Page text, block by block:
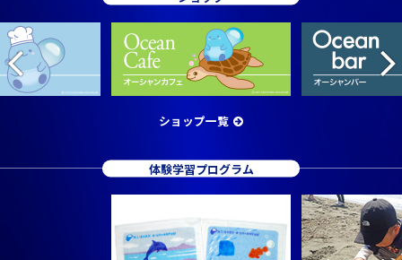
ショップ一覧
体験学習プログラム